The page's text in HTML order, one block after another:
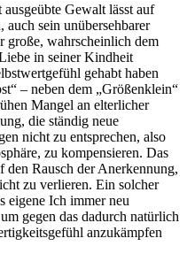
Gewalt lässt auf
auch sein unübersehbarer
große, wahrscheinlich dem
in seiner Kindheit
gehabt haben
– neben dem „Größenklein“
Mangel an elterlicher
die ständig neue
nicht zu entsprechen, also
zu kompensieren. Das
den Rausch der Anerkennung,
zu verlieren. Ein solcher
eigene Ich immer neu
gegen das dadurch natürlich
anzukämpfen